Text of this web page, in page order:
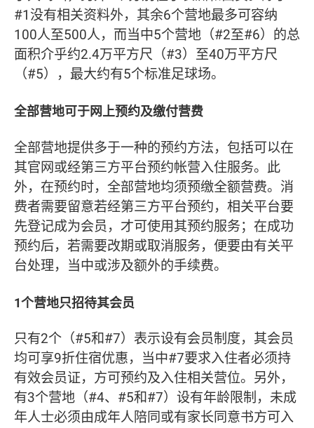
#1没有相关资料外，其余6个营地最多可容纳
100人至500人，而当中5个营地（#2至#6）的总
面积介乎约2.4万平方尺（#3）至40万平方尺
（#5），最大约有5个标准足球场。
全部营地可于网上预约及缴付营费
全部营地提供多于一种的预约方法，包括可以在
其官网或经第三方平台预约帐营入住服务。此
外，在预约时，全部营地均须预缴全额营费。消
费者需要留意若经第三方平台预约，相关平台要
先登记成为会员，才可使用其预约服务；在成功
预约后，若需要改期或取消服务，便要由有关平
台处理，当中或涉及额外的手续费。
1个营地只招待其会员
只有2个（#5和#7）表示设有会员制度，其会员
均可享9折住宿优惠，当中#7要求入住者必须持
有效会员证，方可预约及入住相关营位。另外，
有3个营地（#4、#5和#7）设有年龄限制，未成
年人士必须由成年人陪同或有家长同意书方可入